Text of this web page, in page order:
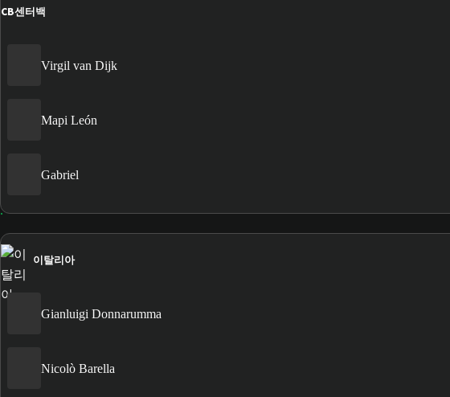
CB센터백
Virgil van Dijk
Mapi León
Gabriel
이탈리아
Gianluigi Donnarumma
Nicolò Barella